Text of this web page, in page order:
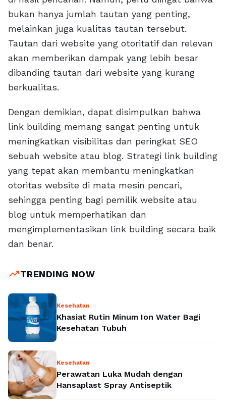
bukan hanya jumlah tautan yang penting,
melainkan juga kualitas tautan tersebut.
Tautan dari website yang otoritatif dan relevan
akan memberikan dampak yang lebih besar
dibanding tautan dari website yang kurang
berkualitas.
Dengan demikian, dapat disimpulkan bahwa
link building memang sangat penting untuk
meningkatkan visibilitas dan peringkat SEO
sebuah website atau blog. Strategi link building
yang tepat akan membantu meningkatkan
otoritas website di mata mesin pencari,
sehingga penting bagi pemilik website atau
blog untuk memperhatikan dan
mengimplementasikan link building secara baik
dan benar.
trending_upTRENDING NOW
Kesehatan
Khasiat Rutin Minum Ion Water Bagi
Kesehatan Tubuh
Kesehatan
Perawatan Luka Mudah dengan
Hansaplast Spray Antiseptik